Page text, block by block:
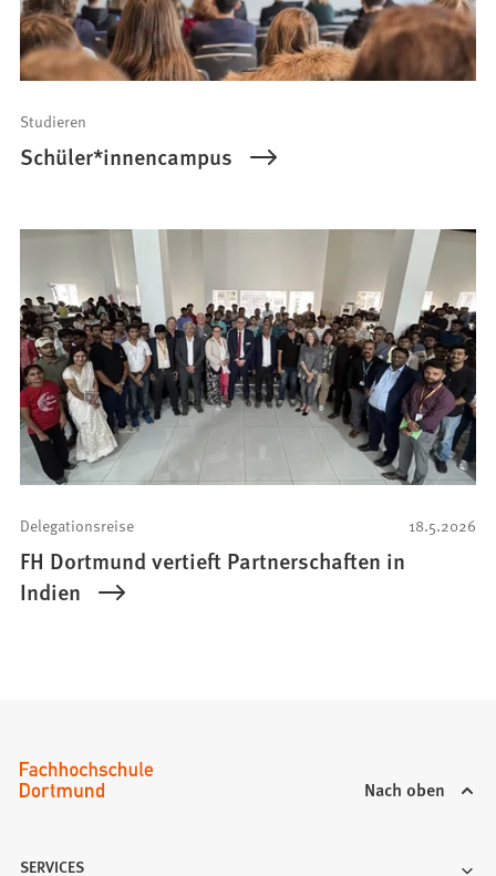
Studieren
Schüler*innencampus
18.5.2026
Delegationsreise
FH Dortmund vertieft Partnerschaften in
Indien
Nach oben
SERVICES